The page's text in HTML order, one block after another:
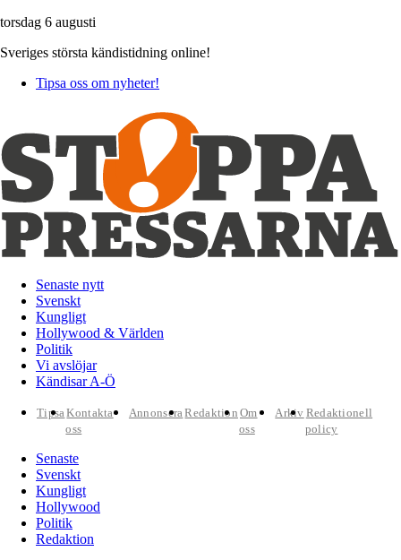
torsdag 6 augusti
Sveriges största kändistidning online!
Tipsa oss om nyheter!
Senaste nytt
Svenskt
Kungligt
Hollywood & Världen
Politik
Vi avslöjar
Kändisar A-Ö
TipsaKontakta
oss
AnnonseraRedaktion Om
oss
Arkiv Redaktionell
policy
Senaste
Svenskt
Kungligt
Hollywood
Politik
Redaktion